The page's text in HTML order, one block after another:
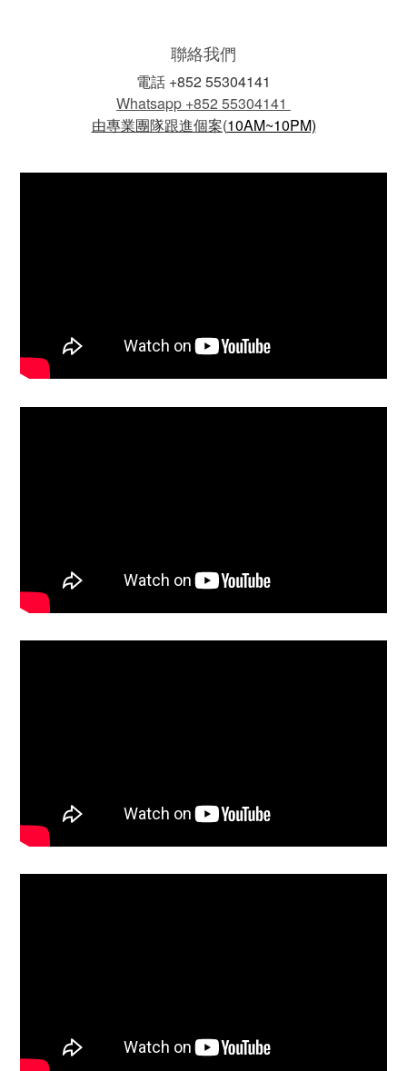
聯絡我們
電話 +852 55304141
Whatsapp +852 55304141
由專業團隊跟進個案(10AM~10PM)